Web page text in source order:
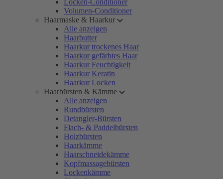
Locken-Conditioner
Volumen-Conditioner
Haarmaske & Haarkur
Alle anzeigen
Haarbutter
Haarkur trockenes Haar
Haarkur gefärbtes Haar
Haarkur Feuchtigkeit
Haarkur Keratin
Haarkur Locken
Haarbürsten & Kämme
Alle anzeigen
Rundbürsten
Detangler-Bürsten
Flach- & Paddelbürsten
Holzbürsten
Haarkämme
Haarschneidekämme
Kopfmassagebürsten
Lockenkämme